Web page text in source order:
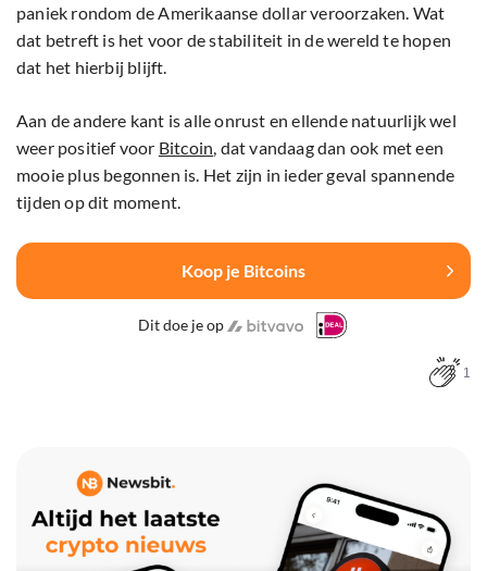
paniek rondom de Amerikaanse dollar veroorzaken. Wat
dat betreft is het voor de stabiliteit in de wereld te hopen
dat het hierbij blijft.
Aan de andere kant is alle onrust en ellende natuurlijk wel
weer positief voor Bitcoin, dat vandaag dan ook met een
mooie plus begonnen is. Het zijn in ieder geval spannende
tijden op dit moment.
Koop je Bitcoins
Dit doe je op
1